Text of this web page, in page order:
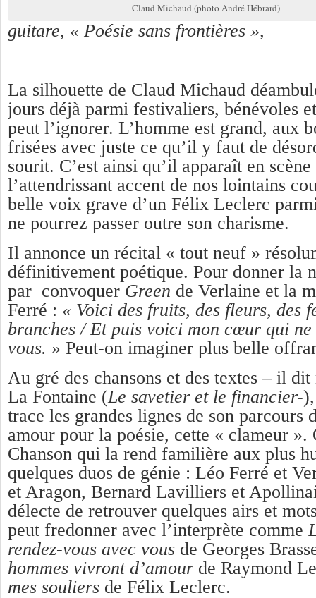
Claud Michaud (photo André Hébrard)
guitare, « Poésie sans frontières »,
La silhouette de Claud Michaud
jours déjà parmi festivaliers, bénévoles
peut l’ignorer. L’homme est grand, aux
frisées avec juste ce qu’il y faut de
sourit. C’est ainsi qu’il apparaît en
l’attendrissant accent de nos lointains
belle voix grave d’un Félix Leclerc
ne pourrez passer outre son charisme.
Il annonce un récital « tout neuf »
définitivement poétique. Pour donner la
par convoquer Green de Verlaine et la
Ferré : « Voici des fruits, des fleurs, des
branches / Et puis voici mon cœur qui
vous. » Peut-on imaginer plus belle
Au gré des chansons et des textes – il
La Fontaine (Le savetier et le financier-
trace les grandes lignes de son parcours
amour pour la poésie, cette « clameur ».
Chanson qui la rend familière aux plus
quelques duos de génie : Léo Ferré et
et Aragon, Bernard Lavilliers et
délecte de retrouver quelques airs et
peut fredonner avec l’interprète comme
rendez-vous avec vous de Georges
hommes vivront d’amour de Raymond
mes souliers de Félix Leclerc.